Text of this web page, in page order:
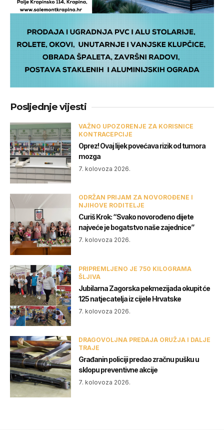
Posljednje vijesti
VAŽNO UPOZORENJE ZA KORISNICE
KONTRACEPCIJE
Oprez! Ovaj lijek povećava rizik od tumora
mozga
7. kolovoza 2026.
ODRŽAN PRIJAM ZA NOVOROĐENE I
NJIHOVE RODITELJE
Curiš Krok: “Svako novorođeno dijete
najveće je bogatstvo naše zajednice”
7. kolovoza 2026.
PRIPREMLJENO JE 750 KILOGRAMA
ŠLJIVA
Jubilarna Zagorska pekmezijada okupit će
125 natjecatelja iz cijele Hrvatske
7. kolovoza 2026.
DRAGOVOLJNA PREDAJA ORUŽJA I DALJE
TRAJE
Građanin policiji predao zračnu pušku u
sklopu preventivne akcije
7. kolovoza 2026.